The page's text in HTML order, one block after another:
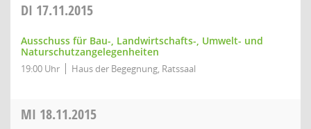
DI 17.11.2015
Ausschuss für Bau-, Landwirtschafts-, Umwelt- und
Naturschutzangelegenheiten
19:00 Uhr Haus der Begegnung, Ratssaal
MI 18.11.2015